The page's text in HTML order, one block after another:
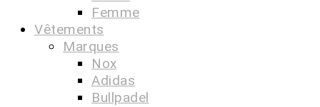
Femme
Vêtements
Marques
Nox
Adidas
Bullpadel